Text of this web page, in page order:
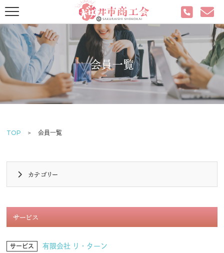
会員一覧
TOP 会員一覧
カテゴリー
サービス
サービス 有限会社 リ・ターン